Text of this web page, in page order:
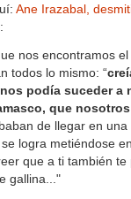
Ane Irazabal,
nos encontramos
todos lo mismo: “
podía suceder a
que
de llegar en
se logra metiéndose
que a ti también
gallina..."